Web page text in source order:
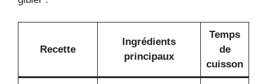
Recette
Ingrédients
principaux
Temps
de
cuisson